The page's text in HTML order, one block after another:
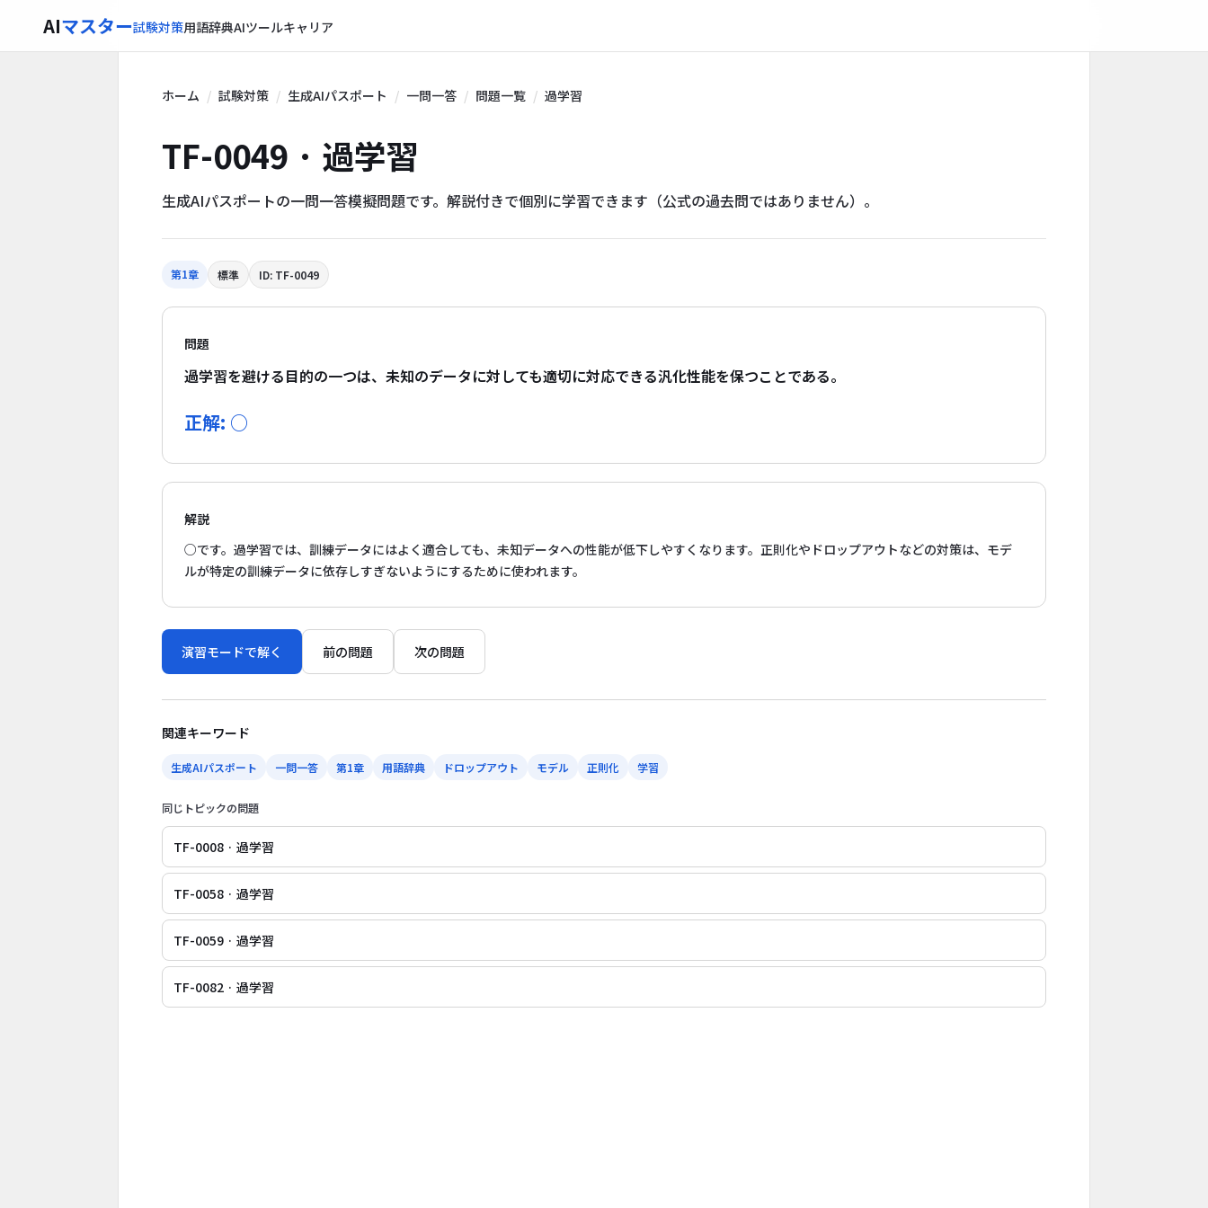
AIマスター試験対策用語辞典AIツールキャリア
ホーム 試験対策 生成AIパスポート 一問一答 問題一覧 過学習
TF-0049 · 過学習
生成AIパスポートの一問一答模擬問題です。解説付きで個別に学習できます（公式の過去問ではありません）。
第1章 標準 ID: TF-0049
問題
過学習を避ける目的の一つは、未知のデータに対しても適切に対応できる汎化性能を保つことである。
正解: ○
解説
○です。過学習では、訓練データにはよく適合しても、未知データへの性能が低下しやすくなります。正則化やドロップアウトなどの対策は、モデ
ルが特定の訓練データに依存しすぎないようにするために使われます。
演習モードで解く 前の問題 次の問題
関連キーワード
生成AIパスポート 一問一答 第1章 用語辞典 ドロップアウト モデル 正則化 学習
同じトピックの問題
TF-0008 · 過学習
TF-0058 · 過学習
TF-0059 · 過学習
TF-0082 · 過学習